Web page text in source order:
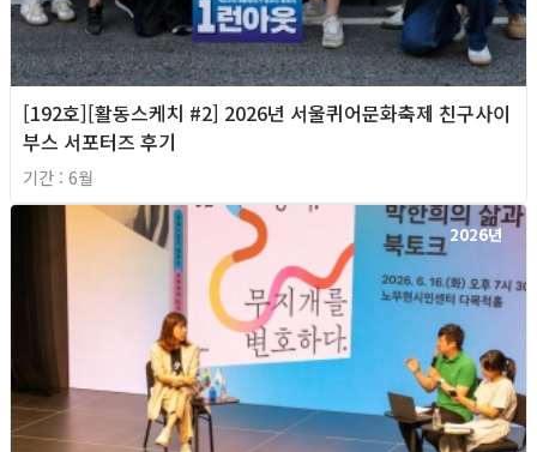
[192호][활동스케치 #2] 2026년 서울퀴어문화축제 친구사이
부스 서포터즈 후기
기간 : 6월
2026년